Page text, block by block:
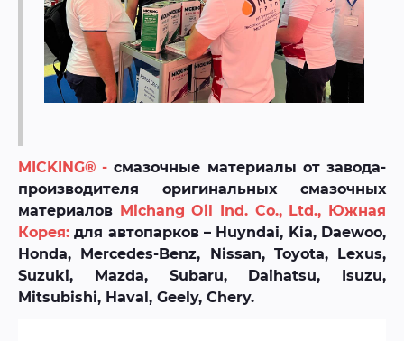
MICKING® - смазочные материалы от завода-
производителя оригинальных смазочных
материалов Michang Oil Ind. Co., Ltd., Южная
Корея:для автопарков – Huyndai, Kia, Daewoo,
Honda, Mercedes-Benz, Nissan, Toyota, Lexus,
Suzuki, Mazda, Subaru, Daihatsu, Isuzu,
Mitsubishi, Haval, Geely, Chery.